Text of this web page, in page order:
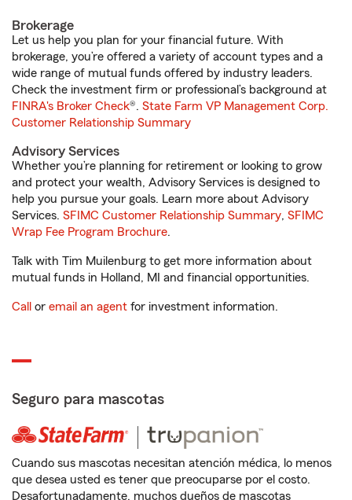
Brokerage
Let us help you plan for your financial future. With
brokerage, you’re offered a variety of account types and a
wide range of mutual funds offered by industry leaders.
Check the investment firm or professional’s background at
FINRA's Broker Check®. State Farm VP Management Corp.
Customer Relationship Summary
Advisory Services
Whether you’re planning for retirement or looking to grow
and protect your wealth, Advisory Services is designed to
help you pursue your goals. Learn more about Advisory
Services. SFIMC Customer Relationship Summary, SFIMC
Wrap Fee Program Brochure.
Talk with Tim Muilenburg to get more information about
mutual funds in Holland, MI and financial opportunities.
Call or email an agent for investment information.
Seguro para mascotas
Cuando sus mascotas necesitan atención médica, lo menos
que desea usted es tener que preocuparse por el costo.
Desafortunadamente, muchos dueños de mascotas